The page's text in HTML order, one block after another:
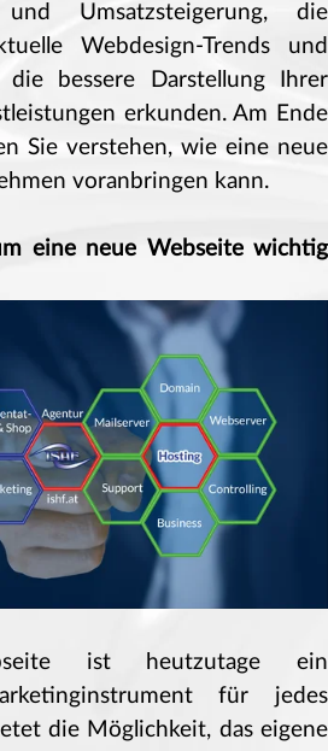
und Umsatzsteigerung, die
Webdesign-Trends und
die bessere Darstellung Ihrer
erkunden. Am Ende
Sie verstehen, wie eine neue
voranbringen kann.
eine neue Webseite wichtig
ist heutzutage ein
für jedes
die Möglichkeit, das eigene